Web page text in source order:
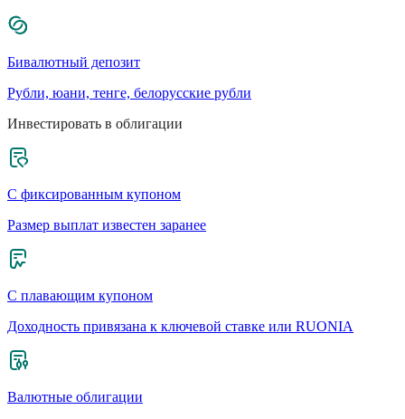
Бивалютный депозит
Рубли, юани, тенге, белорусские рубли
Инвестировать в облигации
С фиксированным купоном
Размер выплат известен заранее
С плавающим купоном
Доходность привязана к ключевой ставке или RUONIA
Валютные облигации